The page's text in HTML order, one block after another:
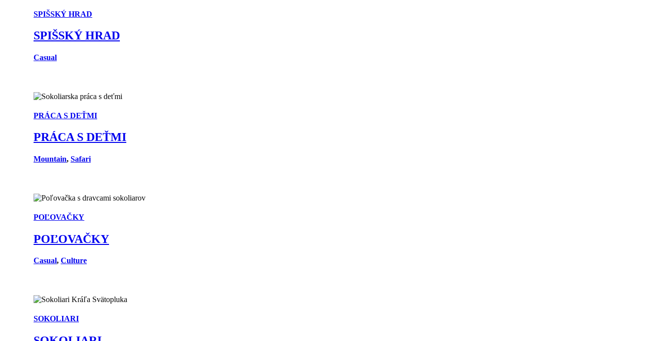
SPIŠSKÝ HRAD
SPIŠSKÝ HRAD
Casual
PRÁCA S DEŤMI
PRÁCA S DEŤMI
Mountain, Safari
POĽOVAČKY
POĽOVAČKY
Casual, Culture
SOKOLIARI